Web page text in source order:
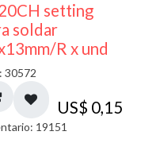
setting
soldar
R x und
30572
US$ 0,15
19151